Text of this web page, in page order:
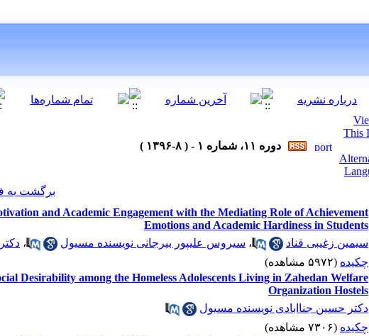
دوره ۱۱، شماره ۱ - ( ۸-۱۳۹۶ )
برگشت به
and Academic Engagement with the Mediating Role of Achievement
Emotions and Academic Hardiness in Students
سیمین زغیبی قناد
، سیروس علیپور بیرجانی نویسنده مسیول ،
چکیده (۵۹۷۲ مشاهده)
Desirability among the Homeless Adolescents Living in Zahedan Welfare
Organization Hostels
دکتر حسین جناابادی نویسنده مسیول
چکیده (۷۳۰۶ مشاهده)